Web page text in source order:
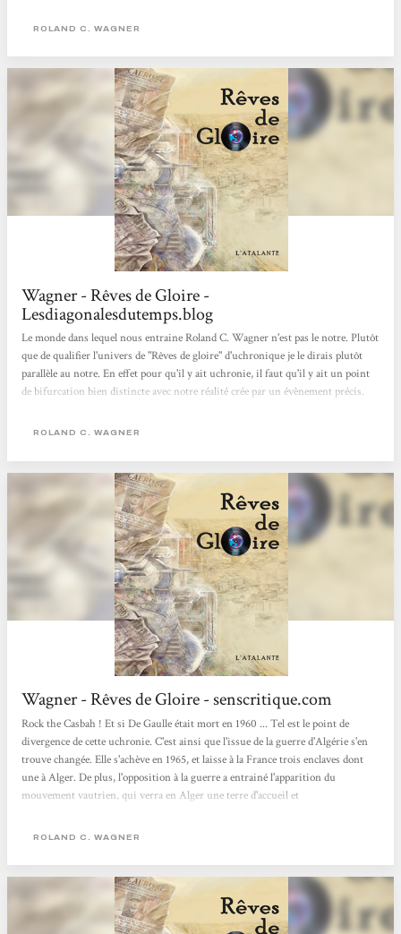
l'étonnante galerie de personnages et aux narrateurs multiples, dont Albert
ROLAND C. WAGNER
Wagner - Rêves de Gloire -
Lesdiagonalesdutemps.blog
Le monde dans lequel nous entraine Roland C. Wagner n'est pas le notre. Plutôt
que de qualifier l'univers de "Rêves de gloire" d'uchronique je le dirais plutôt
parallèle au notre. En effet pour qu'il y ait uchronie, il faut qu'il y ait un point
de bifurcation bien distincte avec notre réalité crée par un évènement précis.
nous connaissons. Il n'en va pas ainsi dans le roman de Wagner, si le point de
général de Gaulle ayant choisi...
ROLAND C. WAGNER
Wagner - Rêves de Gloire - senscritique.com
Rock the Casbah ! Et si De Gaulle était mort en 1960 ... Tel est le point de
divergence de cette uchronie. C'est ainsi que l'issue de la guerre d'Algérie s'en
trouve changée. Elle s'achève en 1965, et laisse à la France trois enclaves dont
une à Alger. De plus, l'opposition à la guerre a entrainé l'apparition du
mouvement vautrien, qui verra en Alger une terre d'accueil et
vautrien que l'auteur nous livre ses plus belles trouvailles : que ce soit au
se mêlent à...
ROLAND C. WAGNER